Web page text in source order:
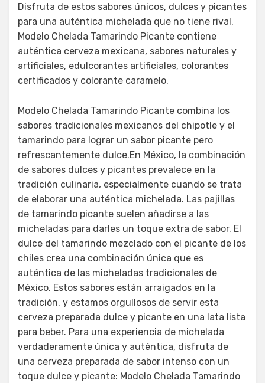
Disfruta de estos sabores únicos, dulces y picantes
para una auténtica michelada que no tiene rival.
Modelo Chelada Tamarindo Picante contiene
auténtica cerveza mexicana, sabores naturales y
artificiales, edulcorantes artificiales, colorantes
certificados y colorante caramelo.
Modelo Chelada Tamarindo Picante combina los
sabores tradicionales mexicanos del chipotle y el
tamarindo para lograr un sabor picante pero
refrescantemente dulce.En México, la combinación
de sabores dulces y picantes prevalece en la
tradición culinaria, especialmente cuando se trata
de elaborar una auténtica michelada. Las pajillas
de tamarindo picante suelen añadirse a las
micheladas para darles un toque extra de sabor. El
dulce del tamarindo mezclado con el picante de los
chiles crea una combinación única que es
auténtica de las micheladas tradicionales de
México. Estos sabores están arraigados en la
tradición, y estamos orgullosos de servir esta
cerveza preparada dulce y picante en una lata lista
para beber. Para una experiencia de michelada
verdaderamente única y auténtica, disfruta de
una cerveza preparada de sabor intenso con un
toque dulce y picante: Modelo Chelada Tamarindo